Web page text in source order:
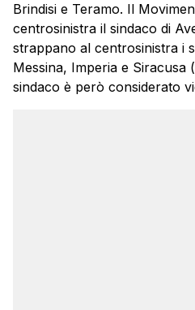
Brindisi e Teramo. Il
centrosinistra il sindaco di
strappano al centrosinistra i
Messina, Imperia e Siracusa
sindaco è però considerato